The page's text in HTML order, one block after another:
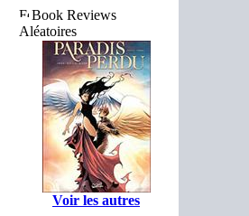
Book Reviews
Aléatoires
Voir les autres